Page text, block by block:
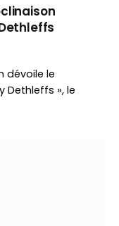
dévoile le
Dethleffs », le